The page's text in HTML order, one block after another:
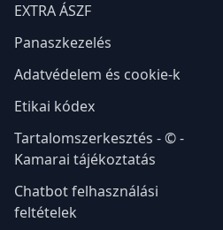
EXTRA ÁSZF
Panaszkezelés
Adatvédelem és cookie-k
Etikai kódex
Tartalomszerkesztés - © -
Kamarai tájékoztatás
Chatbot felhasználási
feltételek